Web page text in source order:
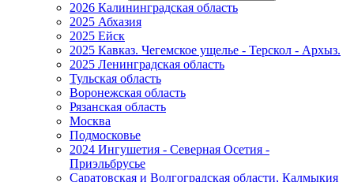
2026 Калининградская область
2025 Абхазия
2025 Ейск
2025 Кавказ. Чегемское ущелье - Терскол - Архыз.
2025 Ленинградская область
Тульская область
Воронежская область
Рязанская область
Москва
Подмосковье
2024 Ингушетия - Северная Осетия -
Приэльбрусье
Саратовская и Волгоградская области, Калмыкия